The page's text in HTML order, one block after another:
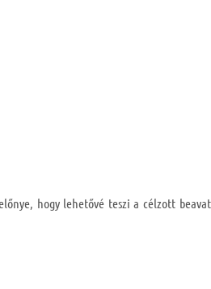
hogy lehetővé teszi a célzott